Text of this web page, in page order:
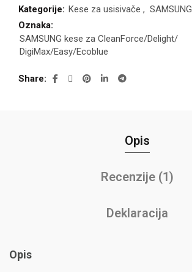
Kategorije: Kese za usisivače , SAMSUNG
Oznaka:
SAMSUNG kese za CleanForce/Delight/
DigiMax/Easy/Ecoblue
Share
Opis
Recenzije (1)
Deklaracija
Opis